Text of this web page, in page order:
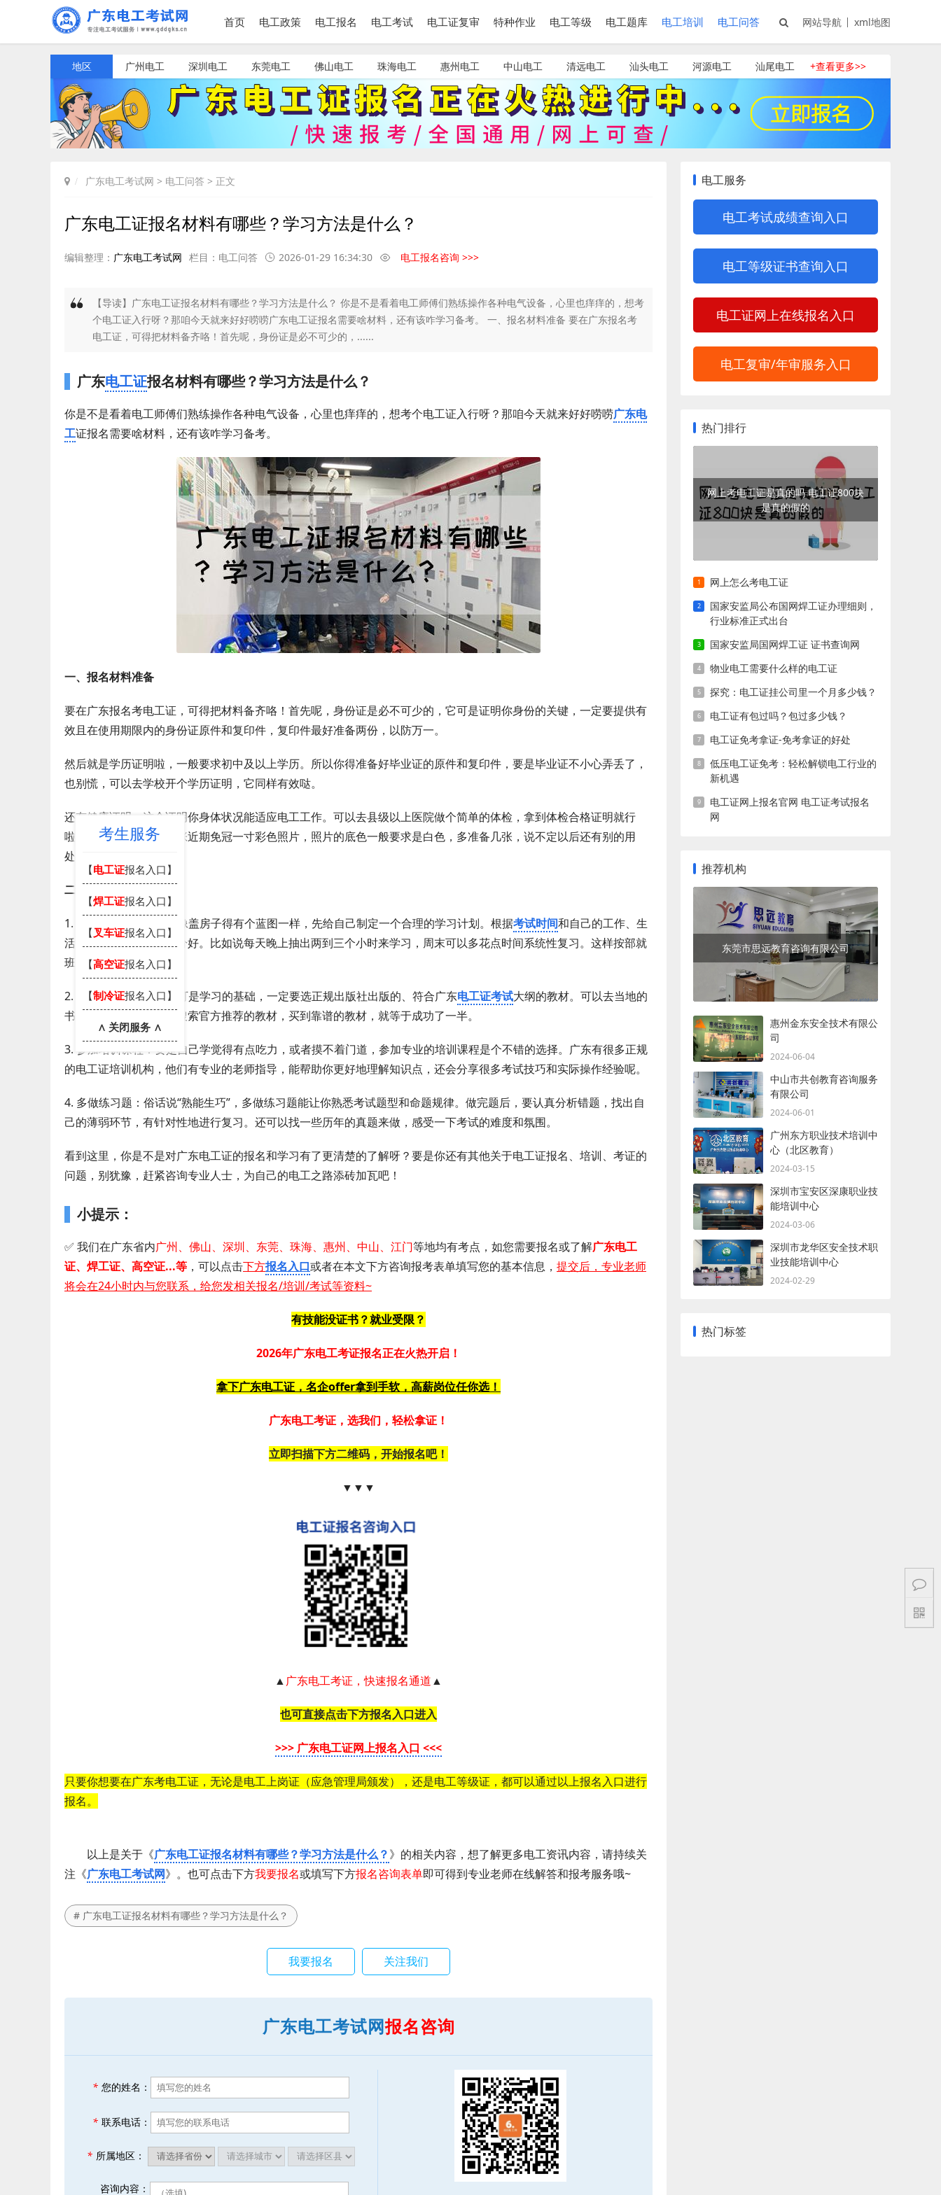
首页 电工政策 电工报名 电工考试 电工证复审 特种作业 电工等级 电工题库 电工培训 电工问答 网站导航 xml地图
地区 广州电工 深圳电工 东莞电工 佛山电工 珠海电工 惠州电工 中山电工 清远电工 汕头电工 河源电工 汕尾电工 +查看更多>>
广东电工考试网 > 电工问答 > 正文
广东电工证报名材料有哪些？学习方法是什么？
编辑整理： 广东电工考试网 栏目： 电工问答 2026-01-29 16:34:30 电工报名咨询 >>>
【导读】广东电工证报名材料有哪些？学习方法是什么？ 你是不是看着电工师傅们熟练操作各种电气设备，心里也痒痒的，想考
个电工证入行呀？那咱今天就来好好唠唠广东电工证报名需要啥材料，还有该咋学习备考。 一、报名材料准备 要在广东报名考
电工证，可得把材料备齐咯！首先呢，身份证是必不可少的，......
广东电工证报名材料有哪些？学习方法是什么？
你是不是看着电工师傅们熟练操作各种电气设备，心里也痒痒的，想考个电工证入行呀？那咱今天就来好好唠唠广东电
工证报名需要啥材料，还有该咋学习备考。
一、报名材料准备
要在广东报名考电工证，可得把材料备齐咯！首先呢，身份证是必不可少的，它可是证明你身份的关键，一定要提供有
效且在使用期限内的身份证原件和复印件，复印件最好准备两份，以防万一。
然后就是学历证明啦，一般要求初中及以上学历。所以你得准备好毕业证的原件和复印件，要是毕业证不小心弄丢了，
也别慌，可以去学校开个学历证明，它同样有效哒。
还有健康证明，这个证明你身体状况能适应电工工作。可以去县级以上医院做个简单的体检，拿到体检合格证明就行
啦。另外，还得准备几张近期免冠一寸彩色照片，照片的底色一般要求是白色，多准备几张，说不定以后还有别的用
处。
二、学习方法分享
1. 制定学习计划：这就像盖房子得有个蓝图一样，先给自己制定一个合理的学习计划。根据考试时间和自己的工作、生
活安排，把学习时间划分好。比如说每天晚上抽出两到三个小时来学习，周末可以多花点时间系统性复习。这样按部就
班地学，心里也更踏实。
2. 选择合适教材：教材可是学习的基础，一定要选正规出版社出版的、符合广东电工证考试大纲的教材。可以去当地的
书店问问，或者在网上搜索官方推荐的教材，买到靠谱的教材，就等于成功了一半。
3. 参加培训课程：要是自己学觉得有点吃力，或者摸不着门道，参加专业的培训课程是个不错的选择。广东有很多正规
的电工证培训机构，他们有专业的老师指导，能帮助你更好地理解知识点，还会分享很多考试技巧和实际操作经验呢。
4. 多做练习题：俗话说“熟能生巧”，多做练习题能让你熟悉考试题型和命题规律。做完题后，要认真分析错题，找出自
己的薄弱环节，有针对性地进行复习。还可以找一些历年的真题来做，感受一下考试的难度和氛围。
看到这里，你是不是对广东电工证的报名和学习有了更清楚的了解呀？要是你还有其他关于电工证报名、培训、考证的
问题，别犹豫，赶紧咨询专业人士，为自己的电工之路添砖加瓦吧！
小提示：
✅ 我们在广东省内广州、佛山、深圳、东莞、珠海、惠州、中山、江门等地均有考点，如您需要 报名或了解广东电工
证 、 焊工证 、 高空证...等 ，可以点击下方报名入口或者在本文下方咨询报考表单填写您的基本信息， 提交后，专业老师
将会在24小时内与您联系，给您发相关报名/培训/考试等资料~
有技能没证书？就业受限？
2026年广东电工考证报名正在火热开启！
拿下广东电工证，名企offer拿到手软，高薪岗位任你选！
广东电工考证，选我们，轻松拿证！
立即扫描下方二维码，开始报名吧！
▼▼▼
▲广东电工考证，快速报名通道▲
也可直接点击下方报名入口进入
>>> 广东电工证网上报名入口 <<<
只要你想要在广东考电工证，无论是电工上岗证（应急管理局颁发），还是电工等级证，都可以通过以上报名入口进行
报名。
以上是关于《广东电工证报名材料有哪些？学习方法是什么？》的相关内容，想了解更多电工资讯内容，请持续关
注《广东电工考试网》。也可点击下方我要报名或填写下方报名咨询表单即可得到专业老师在线解答和报考服务哦~
# 广东电工证报名材料有哪些？学习方法是什么？
我要报名 关注我们
广东电工考试网报名咨询
* 您的姓名：
* 联系电话：
* 所属地区：
咨询内容：
电工服务
电工考试成绩查询入口
电工等级证书查询入口
电工证网上在线报名入口
电工复审/年审服务入口
热门排行
网上考电工证是真的吗 电工证800块
是真的假的
网上怎么考电工证
国家安监局公布国网焊工证办理细则，
行业标准正式出台
国家安监局国网焊工证 证书查询网
物业电工需要什么样的电工证
探究：电工证挂公司里一个月多少钱？
电工证有包过吗？包过多少钱？
电工证免考拿证-免考拿证的好处
低压电工证免考：轻松解锁电工行业的
新机遇
电工证网上报名官网 电工证考试报名
网
推荐机构
东莞市思远教育咨询有限公司
惠州金东安全技术有限公
司
2024-06-04
中山市共创教育咨询服务
有限公司
2024-06-01
广州东方职业技术培训中
心（北区教育）
2024-03-15
深圳市宝安区深康职业技
能培训中心
2024-03-06
深圳市龙华区安全技术职
业技能培训中心
2024-02-29
热门标签
考生服务
【电工证报名入口】
【焊工证报名入口】
【 叉车证报名入口】
【高空证报名入口】
【制冷证报名入口】
∧ 关闭服务 ∧